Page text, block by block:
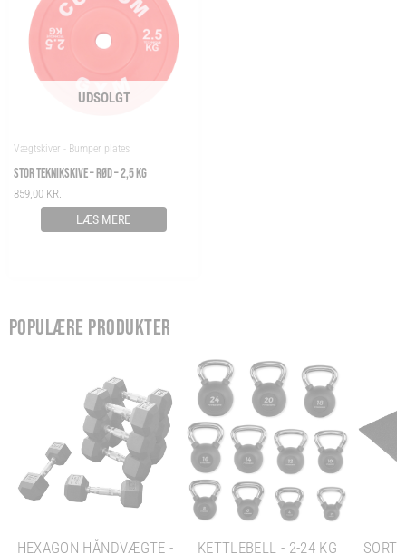
UDSOLGT
Vægtskiver - Bumper plates
STOR TEKNIKSKIVE – RØD – 2,5 KG
859,00 KR.
LÆS MERE
POPULÆRE PRODUKTER
HEXAGON HÅNDVÆGTE - KETTLEBELL - 2-24 KG SORT